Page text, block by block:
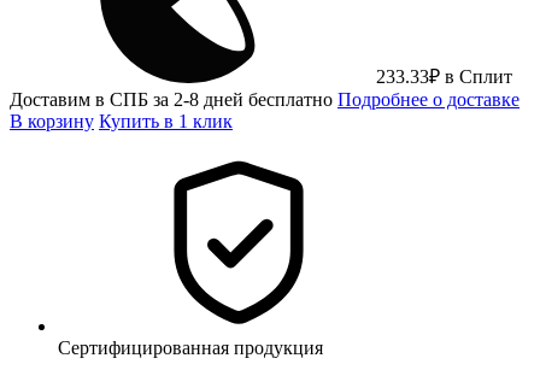
233.33₽ в Сплит
Доставим в СПБ за 2-8 дней бесплатно Подробнее о доставке
В корзину Купить в 1 клик
Сертифицированная продукция